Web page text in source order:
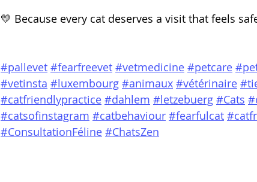
💛 Because every cat deserves a visit that feels
#pallevet #fearfreevet #vetmedicine #petcare
#vetinsta #luxembourg #animaux #vétérinaire
#catfriendlypractice #dahlem #letzebuerg #Cats
#catsofinstagram #catbehaviour #fearfulcat
#ConsultationFéline #ChatsZen